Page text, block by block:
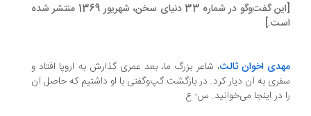
[این گفت‌وگو در شماره 33 دنیای سخن، شهریور 1369 منتشر شده
اخوان ثالث، شاعر بزرگ ما، بعد عمری گذارش به اروپا افتاد و
به آن دیار کرد. در بازگشت گپ‌و‌گفتی با او داشتیم که حاصل آن
در اینجا می‌خوانید. س- ع